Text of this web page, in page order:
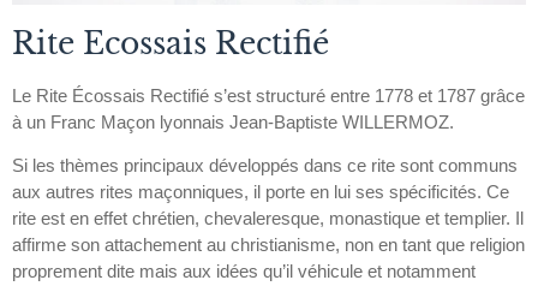
Rite Ecossais Rectifié
Le Rite Écossais Rectifié s’est structuré entre 1778 et 1787 grâce
à un Franc Maçon lyonnais Jean-Baptiste WILLERMOZ.
Si les thèmes principaux développés dans ce rite sont communs
aux autres rites maçonniques, il porte en lui ses spécificités. Ce
rite est en effet chrétien, chevaleresque, monastique et templier. Il
affirme son attachement au christianisme, non en tant que religion
proprement dite mais aux idées qu’il véhicule et notamment